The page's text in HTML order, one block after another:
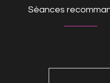
Séances